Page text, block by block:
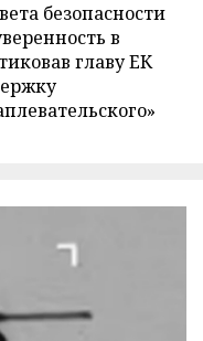
безопасности
в
главу ЕК